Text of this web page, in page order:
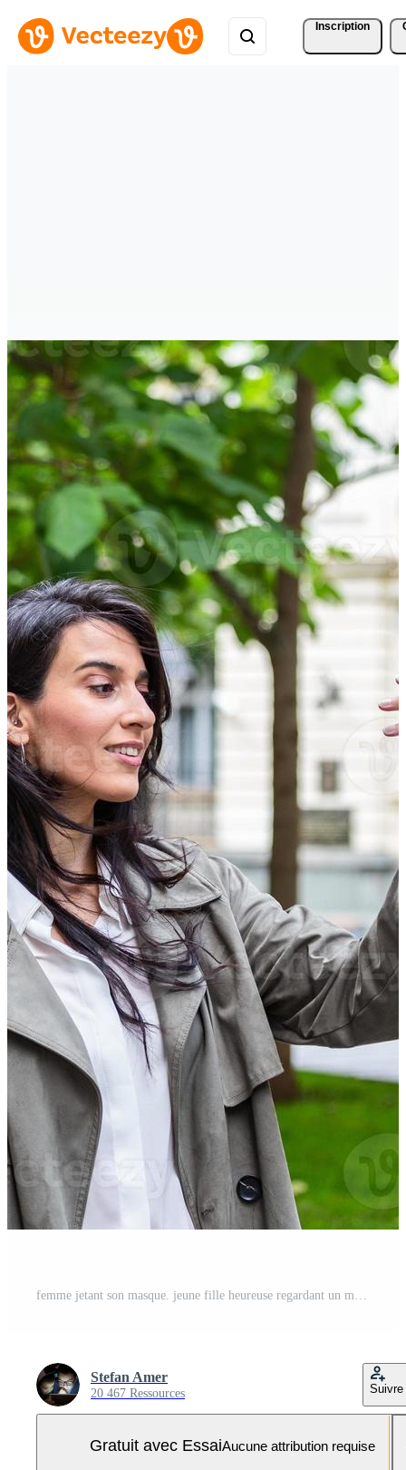
Inscription
Stefan Amer
20 467 Ressources Suivre
Gratuit avec EssaiAucune attribution requise